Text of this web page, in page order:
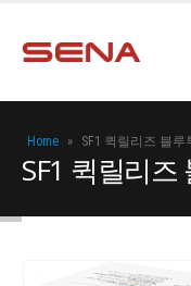
Home » SF1 퀵릴리즈 블
SF1 퀵릴리